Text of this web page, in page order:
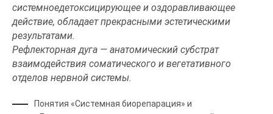
системноедетоксицирующее и оздоравливающее
действие, обладает прекрасными эстетическими
результатами.
Рефлекторная дуга — анатомический субстрат
взаимодействия соматического и вегетативного
отделов нервной системы.
Понятия «Системная биорепарация» и